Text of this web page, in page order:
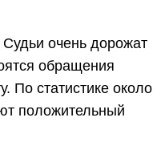
очень дорожат
обращения
По статистике около
положительный